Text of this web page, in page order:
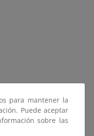
para mantener la
Puede aceptar
sobre las